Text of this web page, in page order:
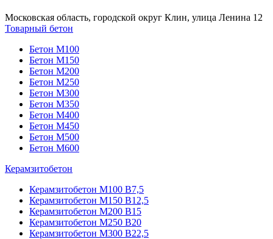
Московская область, городской округ Клин, улица Ленина 12
Товарный бетон
Бетон М100
Бетон М150
Бетон М200
Бетон М250
Бетон М300
Бетон М350
Бетон М400
Бетон М450
Бетон М500
Бетон М600
Керамзитобетон
Керамзитобетон М100 В7,5
Керамзитобетон М150 В12,5
Керамзитобетон М200 В15
Керамзитобетон М250 В20
Керамзитобетон М300 В22,5